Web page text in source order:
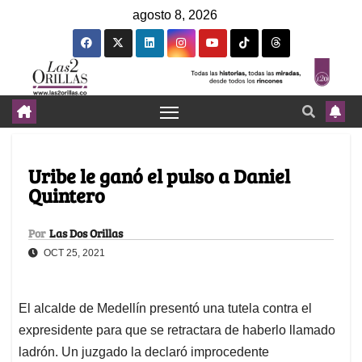
agosto 8, 2026
Uribe le ganó el pulso a Daniel
Quintero
Por Las Dos Orillas
OCT 25, 2021
El alcalde de Medellín presentó una tutela contra el
expresidente para que se retractara de haberlo llamado
ladrón. Un juzgado la declaró improcedente